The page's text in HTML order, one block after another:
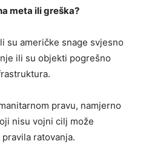
meta ili greška?
su američke snage svjesno
ili su objekti pogrešno
pravu, namjerno
nisu vojni cilj može
ratovanja.